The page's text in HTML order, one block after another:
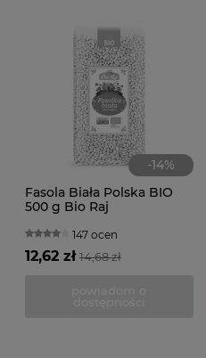
-14%
Fasola Biała Polska BIO
500 g Bio Raj
147 ocen
14,68 zł
12,62 zł